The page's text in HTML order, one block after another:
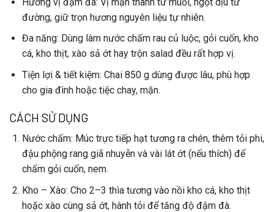
đường, giữ trọn hương nguyên liệu tự nhiên.
Đa năng: Dùng làm nước chấm rau củ luộc, gỏi cuốn, kho
cá, kho thịt, xào sả ớt hay trộn salad đều rất hợp vị.
Tiện lợi & tiết kiệm: Chai 850 g dùng được lâu, phù hợp
cho gia đình hoặc tiệc chay, mặn.
CÁCH SỬ DỤNG
Nước chấm: Múc trực tiếp hạt tương ra chén, thêm tỏi phi,
đậu phộng rang giã nhuyễn và vài lát ớt (nếu thích) để
chấm gỏi cuốn, nem.
Kho – Xào: Cho 2–3 thìa tương vào nồi kho cá, kho thịt
hoặc xào cùng sả ớt, hành tỏi để tăng độ đậm đà.